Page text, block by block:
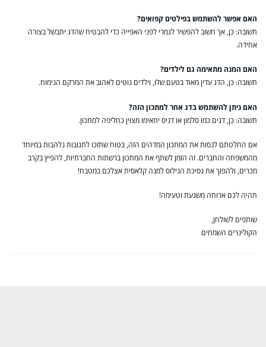
האם אפשר להשתמש בפילטים קפואים?
תשובה: כן, אך חשוב להפשיר לגמרי לפני האפייה כדי להבטיח שהדג יתבשל בצורה
אחידה.
האם המנה מתאימה גם לילדים?
תשובה: כן, הדג עדין מאוד בטעם שלו, וילדים נוטים לאהוב את המרקם הנימוח.
האם ניתן להשתמש בדג אחר למתכון הזה?
תשובה: כן, דגים כמו סלמון או דניס יתאימו מצוין כחליפה למתכון.
אם החלטתם לנסות את המתכון המדהים הזה, בטוח שתזכו לתגובות נלהבות במיוחד
מהמשפחה והחברים. זה הזמן לשתף את המתכון ברשתות החברתיות, להפיץ בקרב
מכרים, ולהפוך את נסיכת הנילוס למנה קלאסית אצלכם במטבח!
תהיה לכם ארוחה משגעת וטעימה!
שותפים לשולחן,
הקולינרים השמחים